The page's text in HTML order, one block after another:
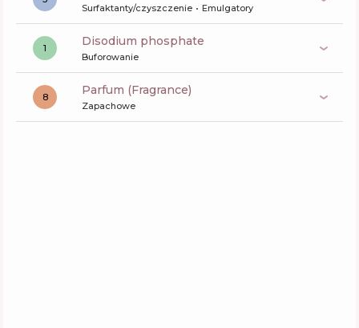
Surfaktanty/czyszczenie Emulgatory
1 disodium phosphate
Buforowanie
8 Parfum (Fragrance)
Zapachowe